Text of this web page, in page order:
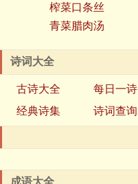
榨菜口条丝
青菜腊肉汤
诗词大全
古诗大全 每日一诗
经典诗集
诗词查询
成语大全